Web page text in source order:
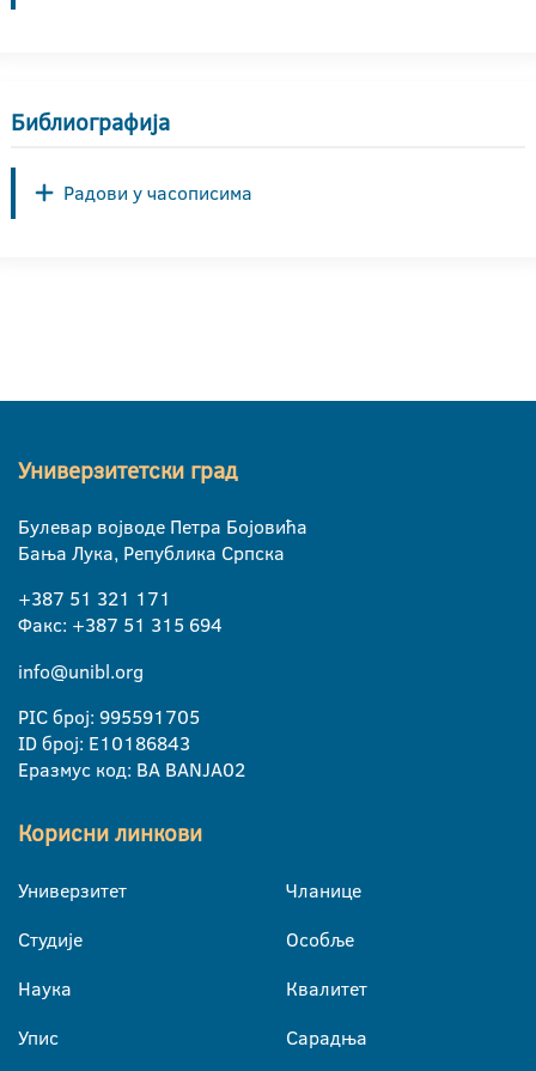
Библиографија
Радови у часописима
Универзитетски град
Булевар војводе Петра Бојовића
Бања Лука, Република Српска
+387 51 321 171
Факс: +387 51 315 694
info@unibl.org
PIC број: 995591705
ID број: E10186843
Еразмус код: BA BANJA02
Корисни линкови
Универзитет
Студије
Наука
Упис
Чланице
Особље
Квалитет
Сарадња